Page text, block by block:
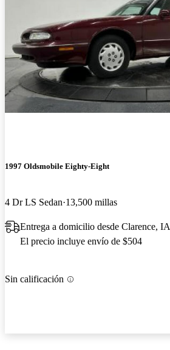
1997 Oldsmobile Eighty-Eight
4 Dr LS Sedan 13,500 millas
Entrega a domicilio desde Clarence, IA
El precio incluye envío de $504
Sin calificación